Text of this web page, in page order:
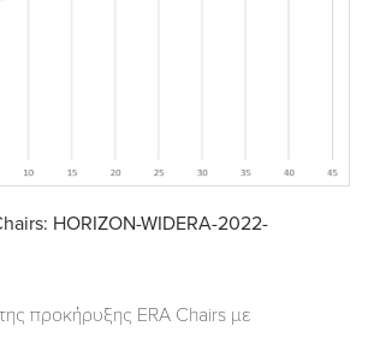
HORIZON-WIDERA-2022-
προκήρυξης ERA Chairs με